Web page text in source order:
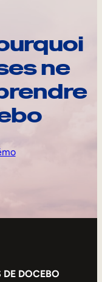
ne
DE DOCEBO